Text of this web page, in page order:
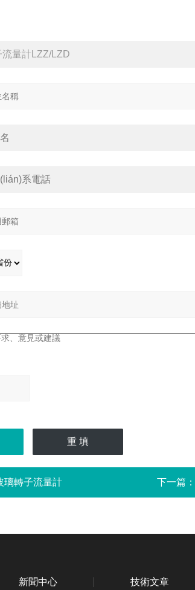
計
數
四
璃轉子流量計 下一篇：
新聞中心 技術文章